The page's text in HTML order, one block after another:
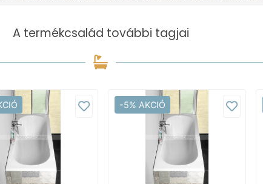
A termékcsalád további tagjai
-5% AKCIÓ